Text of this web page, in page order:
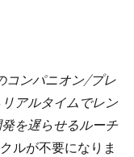
コンパニオン/プレ
アルタイムでレン
を遅らせるルーチ
ルが不要になりま